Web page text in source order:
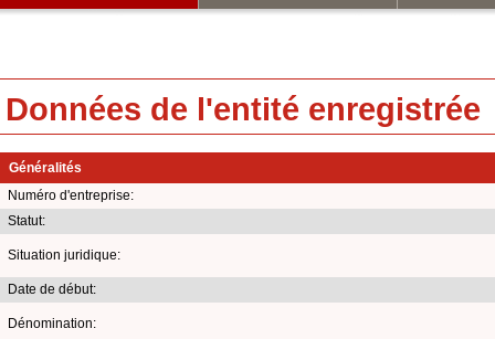
Données de l'entité enregistrée
Généralités
Numéro d'entreprise:
Statut:
Situation juridique:
Date de début:
Dénomination: